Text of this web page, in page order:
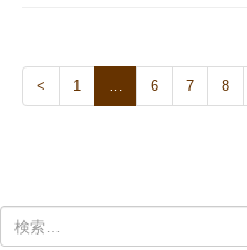
< 1 … 6 7 8